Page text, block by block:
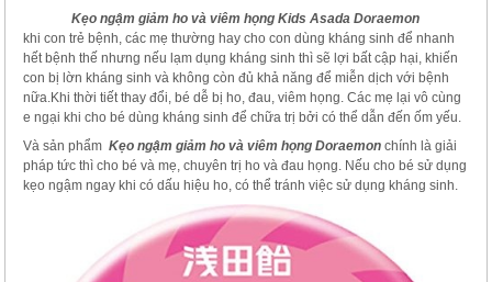
Kẹo ngậm giảm ho và viêm họng Kids Asada Doraemon
khi con trẻ bệnh, các mẹ thường hay cho con dùng kháng sinh để nhanh
hết bệnh thế nhưng nếu lạm dụng kháng sinh thì sẽ lợi bất cập hại, khiến
con bị lờn kháng sinh và không còn đủ khả năng để miễn dịch với bệnh
nữa.Khi thời tiết thay đổi, bé dễ bị ho, đau, viêm họng. Các mẹ lại vô cùng
e ngại khi cho bé dùng kháng sinh để chữa trị bởi có thể dẫn đến ốm yếu.
Và sản phẩmKẹo ngậm giảm ho và viêm họng Doraemon chính là giải
pháp tức thì cho bé và mẹ, chuyên trị ho và đau họng. Nếu cho bé sử dụng
kẹo ngậm ngay khi có dấu hiệu ho, có thể tránh việc sử dụng kháng sinh.